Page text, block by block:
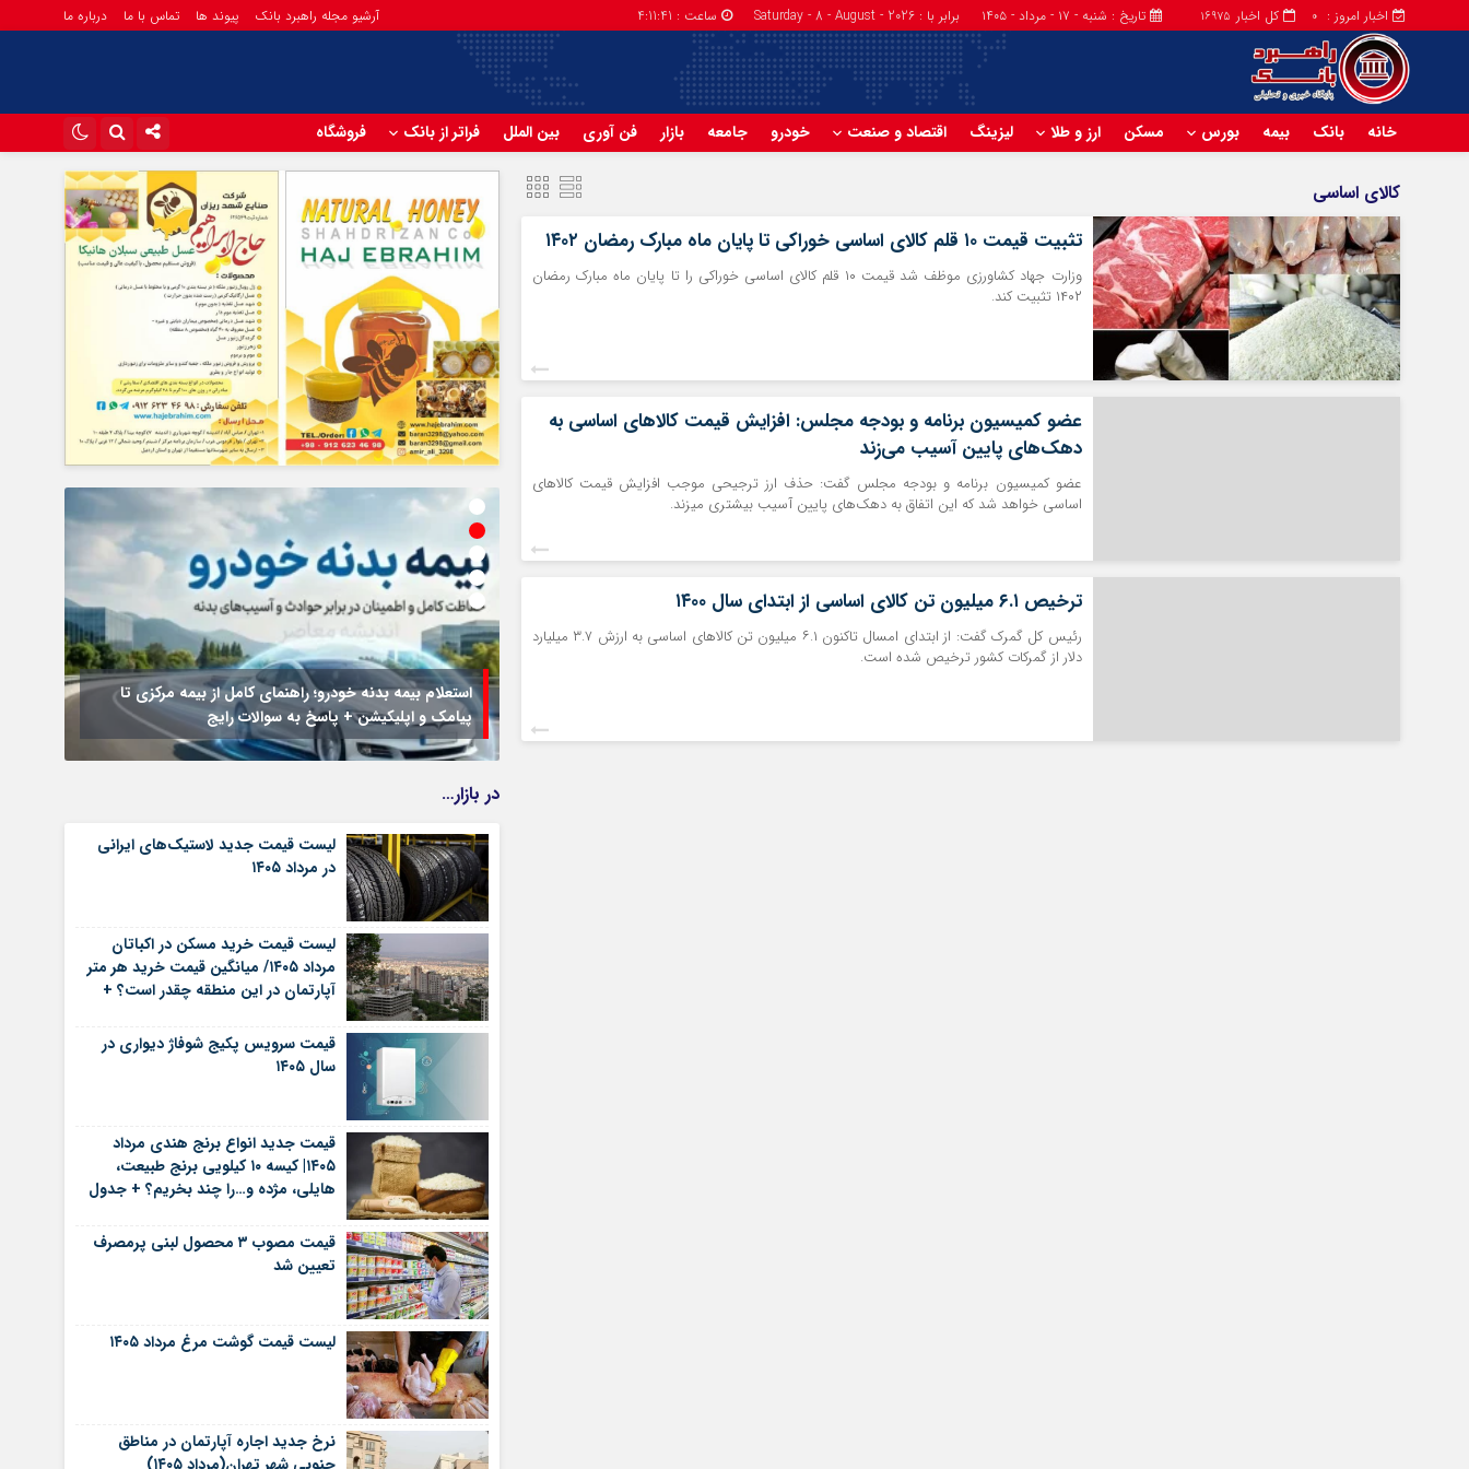
کل اخبار 16975 اخبار امروز : 0 تاریخ : شنبه - ۱۷ - مرداد - ۱۴۰۵ برابر با : Saturday - 8 - August - 2026 ساعت : 4:11:42 آرشیو مجله راهبرد بانک پیوند ها تماس با ما درباره ما
خانه بانک بیمه بورس مسکن ارز و طلا لیزینگ اقتصاد و صنعت خودرو جامعه بازار فن آوری بین الملل فراتر از بانک فروشگاه
اینستاگرام
تلگرام
آپارات
کالای اساسی
تثبیت قیمت ۱۰ قلم کالای اساسی خوراکی تا پایان ماه مبارک رمضان ۱۴۰۲
وزارت جهاد کشاورزی موظف شد قیمت ۱۰ قلم کالای اساسی خوراکی را تا پایان ماه مبارک رمضان
۱۴۰۲ تثبیت کند.
عضو کمیسیون برنامه و بودجه مجلس: افزایش قیمت کالاهای اساسی به
دهک‌های پایین آسیب می‌زند
عضو کمیسیون برنامه و بودجه مجلس گفت: حذف ارز ترجیحی موجب افزایش قیمت کالاهای
اساسی خواهد شد که این اتفاق به دهک‌های پایین آسیب بیشتری میزند.
ترخیص ۶.۱ میلیون تن کالای اساسی از ابتدای سال ۱۴۰۰
رئیس کل گمرک گفت: از ابتدای امسال تاکنون ۶.۱ میلیون تن کالاهای اساسی به ارزش ۳.۷ میلیارد
دلار از گمرکات کشور ترخیص شده است.وام فوری بی دردسر بدون ضامن قرض الحسنه | شرایط
استعلام بیمه بدنه خودرو؛ راهنمای کامل از بیمه مرکزی تا
پیامک و اپلیکیشن + پاسخ به سوالات رایج
در بازار…
لیست قیمت جدید لاستیک‌های ایرانی
در مرداد ۱۴۰۵
لیست قیمت خرید مسکن در اکباتان
مرداد ۱۴۰۵/ میانگین قیمت خرید هر متر
آپارتمان در این منطقه چقدر است؟ +
قیمت سرویس پکیج شوفاژ دیواری در
سال ۱۴۰۵
قیمت جدید انواع برنج هندی مرداد
۱۴۰۵| کیسه ۱۰ کیلویی برنج طبیعت،
هایلی، مژده و…را چند بخریم؟ + جدول
قیمت مصوب ۳ محصول لبنی پرمصرف
تعیین شد
لیست قیمت گوشت مرغ مرداد ۱۴۰۵
نرخ جدید اجاره آپارتمان در مناطق
جنوبی شهر تهران(مرداد ۱۴۰۵)